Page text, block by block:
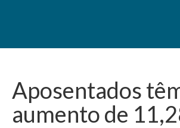
Aposentados
aumento de